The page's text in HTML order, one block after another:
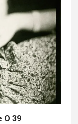
O 39